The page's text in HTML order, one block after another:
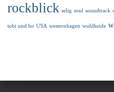
rockblick selig soul soundtrack
tobi und bo USA westernhagen wuhlheide